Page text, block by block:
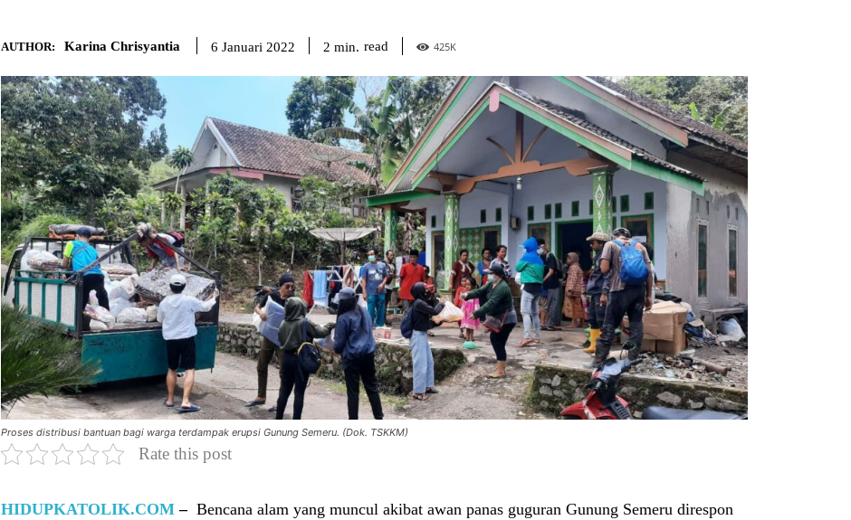
AUTHOR: Karina Chrisyantia 6 Januari 2022 2 min. read 425K
Proses distribusi bantuan bagi warga terdampak erupsi Gunung Semeru. (Dok. TSKKM)
Rate this post
HIDUPKATOLIK.COM – Bencana alam yang muncul akibat awan panas guguran Gunung Semeru direspon